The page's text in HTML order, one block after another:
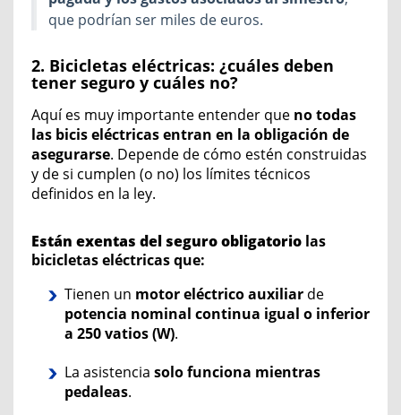
que podrían ser miles de euros.
2. Bicicletas eléctricas: ¿cuáles deben
tener seguro y cuáles no?
Aquí es muy importante entender que no todas
las bicis eléctricas entran en la obligación de
asegurarse. Depende de cómo estén construidas
y de si cumplen (o no) los límites técnicos
definidos en la ley.
Están exentas del seguro obligatorio las
bicicletas eléctricas que:
Tienen un motor eléctrico auxiliar de
potencia nominal continua igual o inferior
a 250 vatios (W).
La asistencia solo funciona mientras
pedaleas.